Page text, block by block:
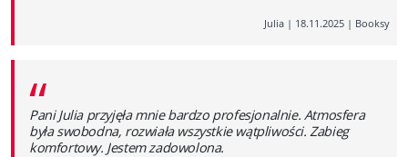
Julia | 18.11.2025 | Booksy
“
Pani Julia przyjęła mnie bardzo profesjonalnie. Atmosfera
była swobodna, rozwiała wszystkie wątpliwości. Zabieg
komfortowy. Jestem zadowolona.